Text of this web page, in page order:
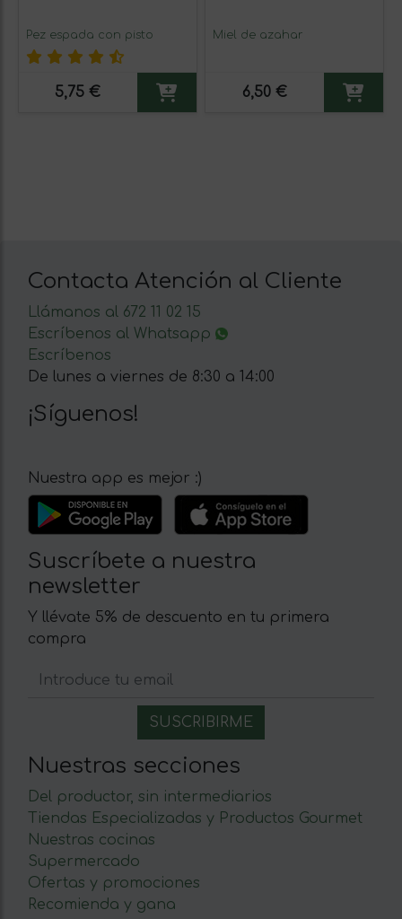
Pez espada con pisto
5,75 €
Miel de azahar
6,50 €
Contacta Atención al Cliente
Llámanos al 672 11 02 15
Escríbenos al Whatsapp
Escríbenos
De lunes a viernes de 8:30 a 14:00
¡Síguenos!
Nuestra app es mejor :)
Suscríbete a nuestra
newsletter
Y llévate 5% de descuento en tu primera
compra
Nuestras secciones
Del productor, sin intermediarios
Tiendas Especializadas y Productos Gourmet
Nuestras cocinas
Supermercado
Ofertas y promociones
Recomienda y gana